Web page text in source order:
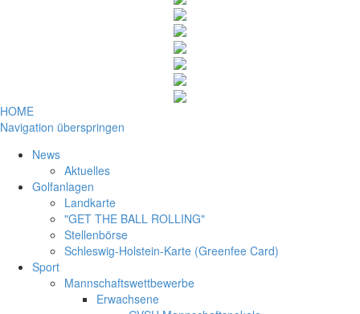
HOME
Navigation überspringen
News
Aktuelles
Golfanlagen
Landkarte
"GET THE BALL ROLLING"
Stellenbörse
Schleswig-Holstein-Karte (Greenfee Card)
Sport
Mannschaftswettbewerbe
Erwachsene